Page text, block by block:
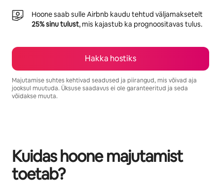
Hoone saab sulle Airbnb kaudu tehtud väljamaksetelt
25% sinu tulust, mis kajastub ka prognoositavas tulus.
Hakka hostiks
Majutamise suhtes kehtivad seadused ja piirangud, mis võivad aja
jooksul muutuda. Üksuse saadavus ei ole garanteeritud ja seda
võidakse muuta.
Kuidas hoone majutamist
toetab?